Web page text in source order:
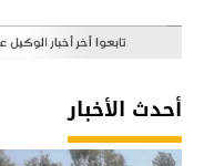
أحدث الأخبار